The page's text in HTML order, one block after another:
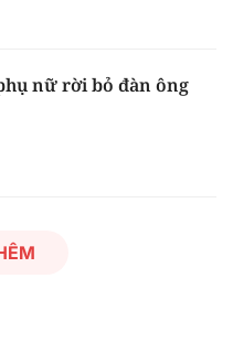
nữ rời bỏ đàn ông